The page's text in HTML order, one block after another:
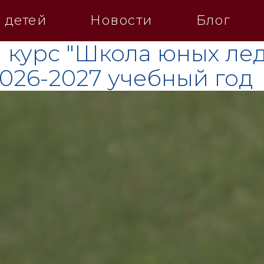
Новости Блог
курс "Школа юных
2027 учебный год